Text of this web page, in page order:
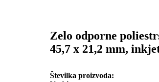
Zelo odporne
45,7 x 21,2 mm,
Številka proizvoda